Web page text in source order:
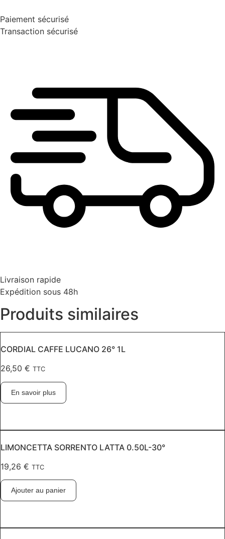
Paiement sécurisé
Transaction sécurisé
Livraison rapide
Expédition sous 48h
Produits similaires
CORDIAL CAFFE LUCANO 26° 1L
26,50 € TTC
En savoir plus
LIMONCETTA SORRENTO LATTA 0.50L-30°
19,26 € TTC
Ajouter au panier